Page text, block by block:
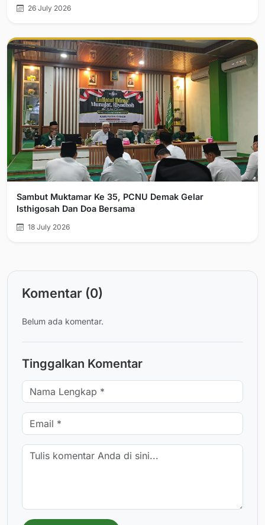
26 July 2026
Sambut Muktamar Ke 35, PCNU Demak Gelar
Isthigosah Dan Doa Bersama
18 July 2026
Komentar (0)
Belum ada komentar.
Tinggalkan Komentar